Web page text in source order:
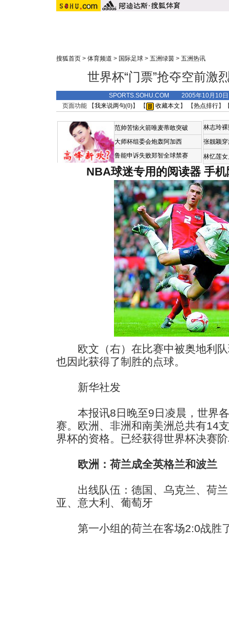
搜狐首页 > 体育频道 > 国际足球 > 五洲绿茵 > 五洲热讯
世界杯“门票”抢夺空前激
SPORTS.SOHU.COM 2005年10月10
页面功能 【我来说两句(0)】 【 收藏本文 】 【热点排行】
范帅苦恼火箭唯麦蒂敢突破
大师杯组委会炮轰阿加西
鲁能申诉失败郑智全球禁赛
林志玲
张靓颖
林忆莲
NBA球迷专用的阅读器 手
欧文（右）在比赛中被奥地利队
也因此获得了制胜的点球。
新华社发
本报讯8日晚至9日凌晨，世界各
赛。欧洲、非洲和南美洲总共有14
界杯的资格。已经获得世界杯决赛
欧洲：荷兰成全英格兰和波兰
出线队伍：德国、乌克兰、荷兰
亚、意大利、葡萄牙
第一小组的荷兰在客场2:0战胜